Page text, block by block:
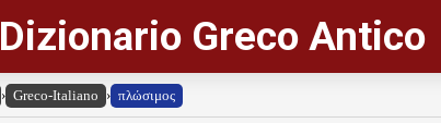
Dizionario Greco Antico
› Greco-Italiano › πλώσιμος